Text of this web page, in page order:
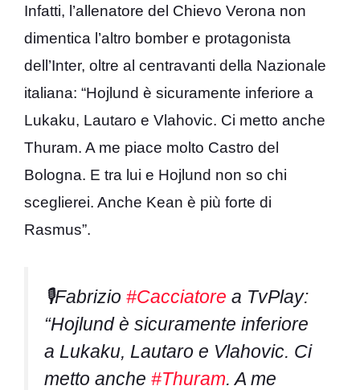
Infatti, l’allenatore del Chievo Verona non
dimentica l’altro bomber e protagonista
dell’Inter, oltre al centravanti della Nazionale
italiana: “Hojlund è sicuramente inferiore a
Lukaku, Lautaro e Vlahovic. Ci metto anche
Thuram. A me piace molto Castro del
Bologna. E tra lui e Hojlund non so chi
sceglierei. Anche Kean è più forte di
Rasmus”.
🎙️Fabrizio #Cacciatore a TvPlay:
“Hojlund è sicuramente inferiore
a Lukaku, Lautaro e Vlahovic. Ci
metto anche #Thuram. A me